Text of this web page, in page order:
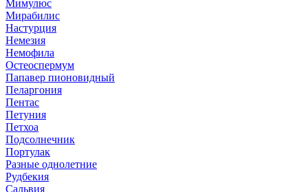
Мимулюс
Мирабилис
Настурция
Немезия
Немофила
Остеоспермум
Папавер пионовидный
Пеларгония
Пентас
Петуния
Петхоа
Подсолнечник
Портулак
Разные однолетние
Рудбекия
Сальвия